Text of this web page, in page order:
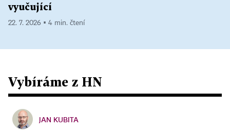
vyučující
22. 7. 2026 ▪ 4 min. čtení
Vybíráme z HN
JAN KUBITA